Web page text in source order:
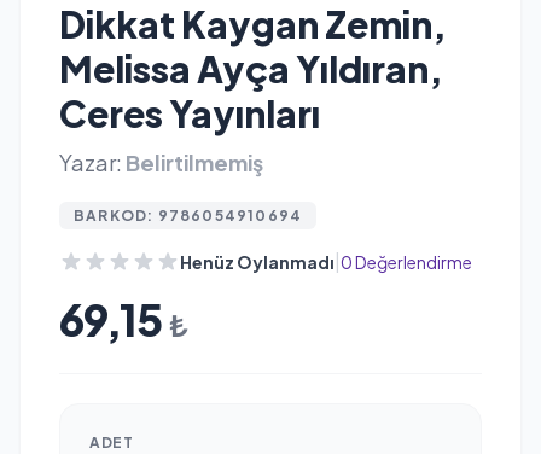
Dikkat Kaygan Zemin,
Melissa Ayça Yıldıran,
Ceres Yayınları
Yazar: Belirtilmemiş
BARKOD: 9786054910694
Henüz Oylanmadı 0 Değerlendirme
69,15 ₺
ADET